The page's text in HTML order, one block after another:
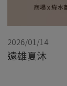
2026/01/14
遠雄夏沐